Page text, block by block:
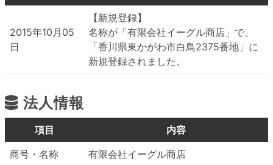
2015年10月05
日
【新規登録】
名称が「有限会社イーグル商店」で、
「香川県東かがわ市白鳥2375番地」に
新規登録されました。
法人情報
項目
内容
商号・名称
有限会社イーグル商店